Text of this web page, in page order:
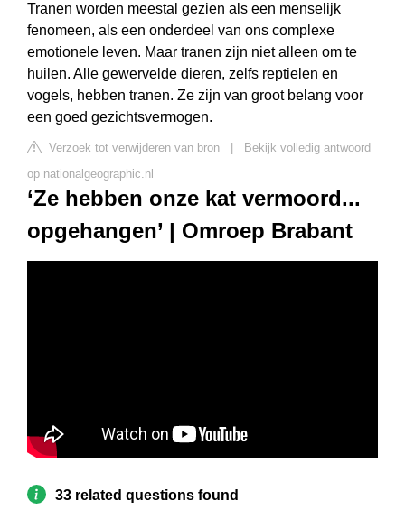
Tranen worden meestal gezien als een menselijk
fenomeen, als een onderdeel van ons complexe
emotionele leven. Maar tranen zijn niet alleen om te
huilen. Alle gewervelde dieren, zelfs reptielen en
vogels, hebben tranen. Ze zijn van groot belang voor
een goed gezichtsvermogen.
Verzoek tot verwijderen van bron
Bekijk volledig antwoord
op nationalgeographic.nl
‘Ze hebben onze kat vermoord...
opgehangen’ | Omroep Brabant
33 related questions found